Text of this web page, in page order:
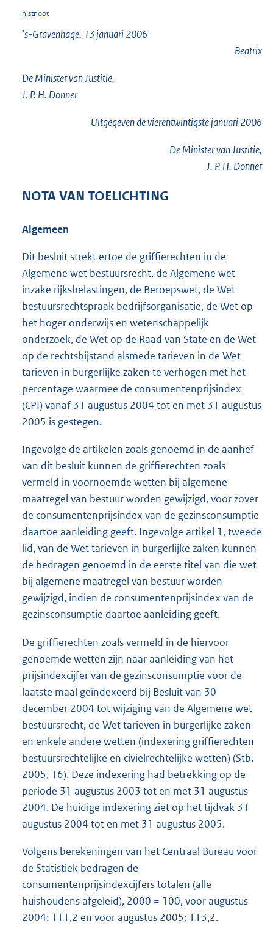
histnoot
’s-Gravenhage, 13 januari 2006
Beatrix
De Minister van Justitie,
J. P. H. Donner
Uitgegeven devierentwintigstejanuari 2006
De Minister van Justitie,
J. P. H. Donner
NOTA VAN TOELICHTING
Algemeen
Dit besluit strekt ertoe de griffierechten in de
Algemene wet bestuursrecht, de Algemene wet
inzake rijksbelastingen, de Beroepswet, de Wet
bestuursrechtspraak bedrijfsorganisatie, de Wet op
het hoger onderwijs en wetenschappelijk
onderzoek, de Wet op de Raad van State en de Wet
op de rechtsbijstand alsmede tarieven in de Wet
tarieven in burgerlijke zaken te verhogen met het
percentage waarmee de consumentenprijsindex
(CPI) vanaf 31 augustus 2004 tot en met 31 augustus
2005 is gestegen.
Ingevolge de artikelen zoals genoemd in de aanhef
van dit besluit kunnen de griffierechten zoals
vermeld in voornoemde wetten bij algemene
maatregel van bestuur worden gewijzigd, voor zover
de consumentenprijsindex van de gezinsconsumptie
daartoe aanleiding geeft. Ingevolge artikel 1, tweede
lid, van de Wet tarieven in burgerlijke zaken kunnen
de bedragen genoemd in de eerste titel van die wet
bij algemene maatregel van bestuur worden
gewijzigd, indien de consumentenprijsindex van de
gezinsconsumptie daartoe aanleiding geeft.
De griffierechten zoals vermeld in de hiervoor
genoemde wetten zijn naar aanleiding van het
prijsindexcijfer van de gezinsconsumptie voor de
laatste maal geïndexeerd bij Besluit van 30
december 2004 tot wijziging van de Algemene wet
bestuursrecht, de Wet tarieven in burgerlijke zaken
en enkele andere wetten (indexering griffierechten
bestuursrechtelijke en civielrechtelijke wetten) (Stb.
2005, 16). Deze indexering had betrekking op de
periode 31 augustus 2003 tot en met 31 augustus
2004. De huidige indexering ziet op het tijdvak 31
augustus 2004 tot en met 31 augustus 2005.
Volgens berekeningen van het Centraal Bureau voor
de Statistiek bedragen de
consumentenprijsindexcijfers totalen (alle
huishoudens afgeleid), 2000 = 100, voor augustus
2004: 111,2 en voor augustus 2005: 113,2.